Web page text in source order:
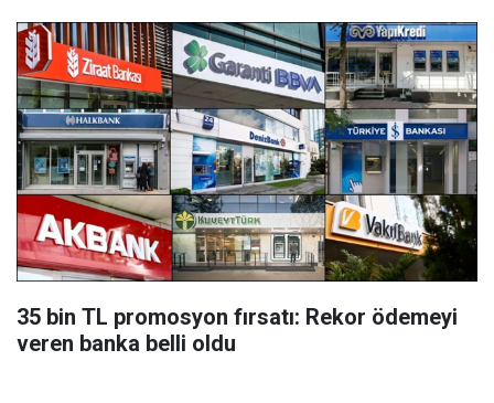
35 bin TL promosyon fırsatı: Rekor ödemeyi
veren banka belli oldu